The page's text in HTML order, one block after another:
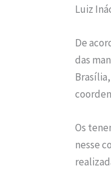
Luiz
De
das
Os
nesse